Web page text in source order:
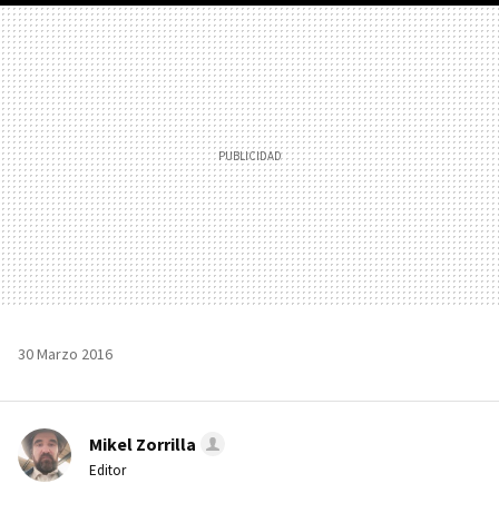
MAIL
30 Marzo 2016
Mikel Zorrilla
Editor